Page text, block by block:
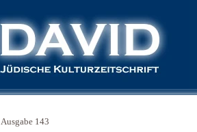
Ausgabe 143